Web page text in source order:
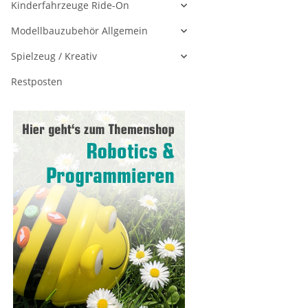
Kinderfahrzeuge Ride-On
Modellbauzubehör Allgemein
Spielzeug / Kreativ
Restposten